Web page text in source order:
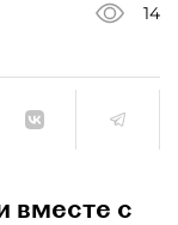
14
вместе с